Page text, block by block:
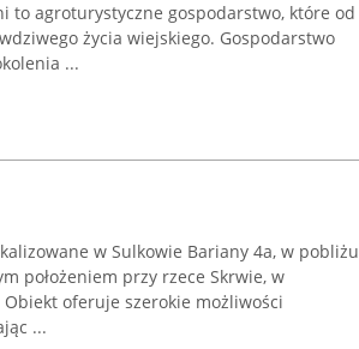
to agroturystyczne gospodarstwo, które od
życia wiejskiego. Gospodarstwo
...
w Sulkowie Bariany 4a, w pobliżu
położeniem przy rzece Skrwie, w
oferuje szerokie możliwości
...